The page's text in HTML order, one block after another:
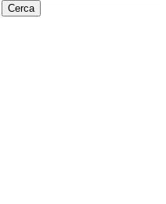
Cerca